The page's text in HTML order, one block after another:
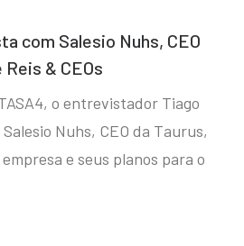
com Salesio Nuhs, CEO
& CEOs
o entrevistador Tiago
Nuhs, CEO da Taurus,
e seus planos para o